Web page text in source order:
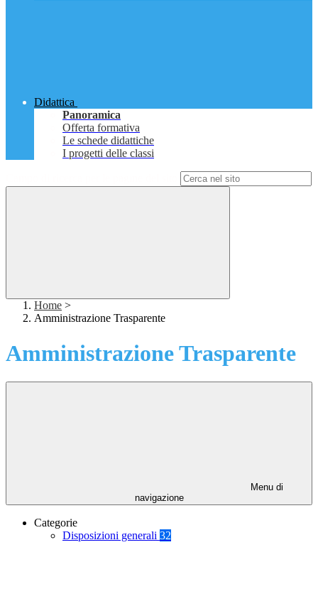
Didattica
Panoramica
Offerta formativa
Le schede didattiche
I progetti delle classi
Home >
Amministrazione Trasparente
Amministrazione Trasparente
Menu di
navigazione
Categorie
Disposizioni generali 32